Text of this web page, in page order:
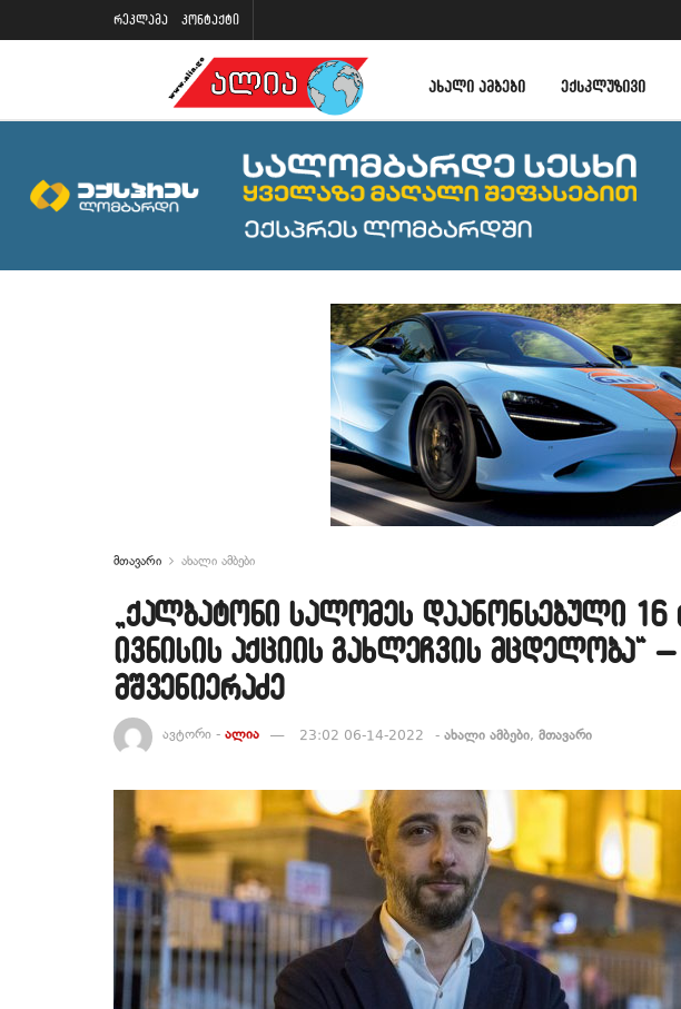
რეკლამა კონტაქტი
ᲐᲮᲐᲚᲘ ᲐᲛᲑᲔᲑᲘ ᲔᲥᲡᲙᲚᲣᲖᲘᲕᲘ
მთავარი ახალი ამბები
„ქალბატონი სალომეს დაანონსებული 16
ივნისის აქციის გახლეჩვის მცდელობა“
მშვენიერაძე
ავტორი - ალია 23:02 06-14-2022 - ახალი ამბები, მთავარი